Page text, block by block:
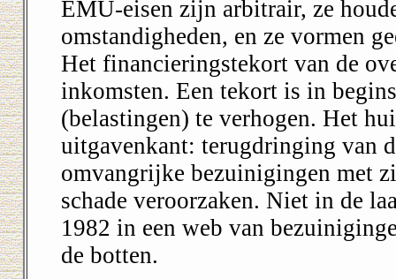
EMU-eisen zijn arbitrair, ze
omstandigheden, en ze vormen
Het financieringstekort van de
inkomsten. Een tekort is in
(belastingen) te verhogen. Het
uitgavenkant: terugdringing van
omvangrijke bezuinigingen met
schade veroorzaken. Niet in de
1982 in een web van
de botten.